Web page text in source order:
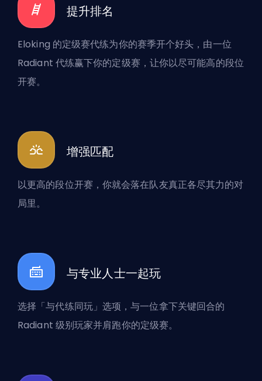
提升排名
Eloking 的定级赛代练为你的赛季开个好头，由一位
Radiant 代练赢下你的定级赛，让你以尽可能高的段位
开赛。
增强匹配
以更高的段位开赛，你就会落在队友真正各尽其力的对
局里。
与专业人士一起玩
选择「与代练同玩」选项，与一位拿下关键回合的
Radiant 级别玩家并肩跑你的定级赛。